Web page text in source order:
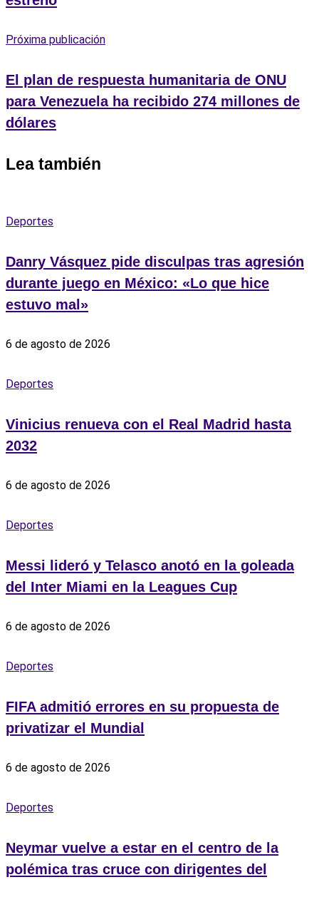
Próxima publicación
El plan de respuesta humanitaria de ONU
para Venezuela ha recibido 274 millones de
dólares
Lea también
Deportes
Danry Vásquez pide disculpas tras agresión
durante juego en México: «Lo que hice
estuvo mal»
6 de agosto de 2026
Deportes
Vinicius renueva con el Real Madrid hasta
2032
6 de agosto de 2026
Deportes
Messi lideró y Telasco anotó en la goleada
del Inter Miami en la Leagues Cup
6 de agosto de 2026
Deportes
FIFA admitió errores en su propuesta de
privatizar el Mundial
6 de agosto de 2026
Deportes
Neymar vuelve a estar en el centro de la
polémica tras cruce con dirigentes del